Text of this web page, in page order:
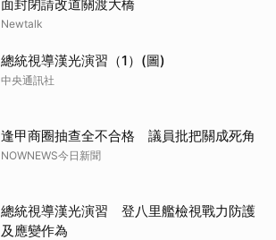
面封閉請改道關渡大橋
Newtalk
總統視導漢光演習（1）(圖)
中央通訊社
逢甲商圈抽查全不合格 議員批把關成死角
NOWNEWS今日新聞
總統視導漢光演習 登八里艦檢視戰力防護
及應變作為